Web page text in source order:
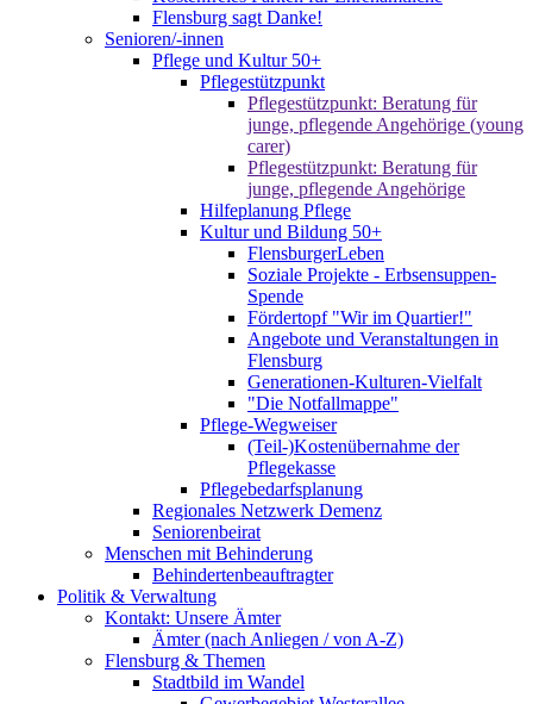
Flensburg sagt Danke!
Senioren/-innen
Pflege und Kultur 50+
Pflegestützpunkt
Pflegestützpunkt: Beratung für
junge, pflegende Angehörige (young
carer)
Pflegestützpunkt: Beratung für
junge, pflegende Angehörige
Hilfeplanung Pflege
Kultur und Bildung 50+
FlensburgerLeben
Soziale Projekte - Erbsensuppen-
Spende
Fördertopf "Wir im Quartier!"
Angebote und Veranstaltungen in
Flensburg
Generationen-Kulturen-Vielfalt
"Die Notfallmappe"
Pflege-Wegweiser
(Teil-)Kostenübernahme der
Pflegekasse
Pflegebedarfsplanung
Regionales Netzwerk Demenz
Seniorenbeirat
Menschen mit Behinderung
Behindertenbeauftragter
Politik & Verwaltung
Kontakt: Unsere Ämter
Ämter (nach Anliegen / von A-Z)
Flensburg & Themen
Stadtbild im Wandel